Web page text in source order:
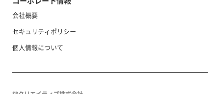
会社概要
セキュリティポリシー
個人情報について